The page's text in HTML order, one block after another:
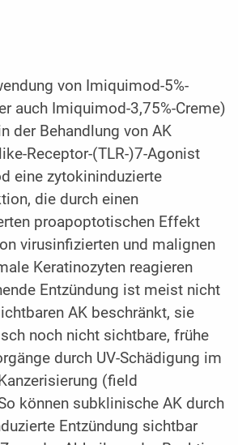
von Imiquimod-5%-
auch Imiquimod-3,75%-Creme)
der Behandlung von AK
Receptor-(TLR-)7-Agonist
eine zytokininduzierte
die durch einen
proapoptotischen Effekt
virusinfizierten und malignen
Keratinozyten reagieren
Entzündung ist meist nicht
AK beschränkt, sie
noch nicht sichtbare, frühe
durch UV-Schädigung im
(field
können subklinische AK durch
Entzündung sichtbar